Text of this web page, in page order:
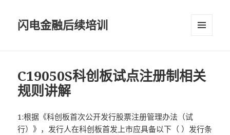
闪电金融后续培训
C19050S科创板试点注册制相关
规则讲解
1:根据《科创板首次公开发行股票注册管理办法（试
行）》，发行人在科创板首发上市应具备以下（ ）发行条